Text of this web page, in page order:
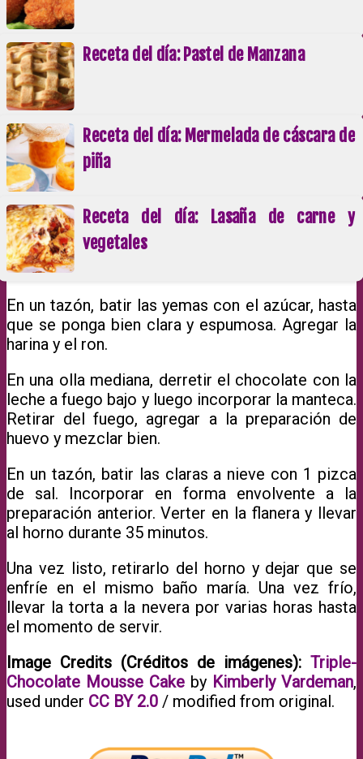
Receta del día: Pastel de Manzana
Receta del día: Mermelada de cáscara de
piña
Receta del día: Lasaña de carne y
vegetales
En un tazón, batir las yemas con el azúcar, hasta
que se ponga bien clara y espumosa. Agregar la
harina y el ron.
En una olla mediana, derretir el chocolate con la
leche a fuego bajo y luego incorporar la manteca.
Retirar del fuego, agregar a la preparación de
huevo y mezclar bien.
En un tazón, batir las claras a nieve con 1 pizca
de sal. Incorporar en forma envolvente a la
preparación anterior. Verter en la flanera y llevar
al horno durante 35 minutos.
Una vez listo, retirarlo del horno y dejar que se
enfríe en el mismo baño maría. Una vez frío,
llevar la torta a la nevera por varias horas hasta
el momento de servir.
Image Credits (Créditos de imágenes): Triple-
Chocolate Mousse Cake by Kimberly Vardeman,
used under CC BY 2.0 / modified from original.